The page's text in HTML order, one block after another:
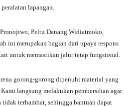
lapangan.
Peltu Danang Widiatmoko,
ini merupakan bagian dari upaya respons
untuk memastikan jalur tetap fungsional.
gorong-gorong dipenuhi material yang
langsung melakukan pembersihan agar
tidak terhambat, sehingga bantuan dapat